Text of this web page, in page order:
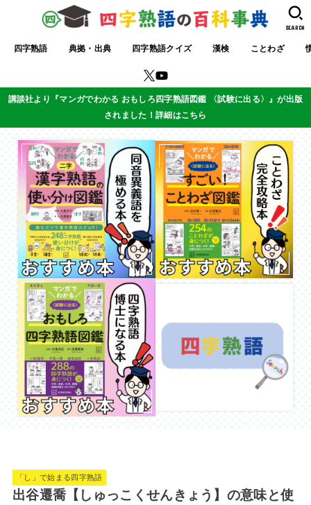
四字熟語 典拠・出典 四字熟語クイズ 漢検 ことわざ
SEARCH
講談社より『マンガでわかる おもしろ四字熟語図鑑 〈試験に出る〉』が出版
されました！詳細はこちら
「し」で始まる四字熟語
出谷遷喬【しゅっこくせんきょう】の意味と使